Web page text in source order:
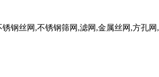
钢丝网,不锈钢筛网,滤网,金属丝网,方孔网